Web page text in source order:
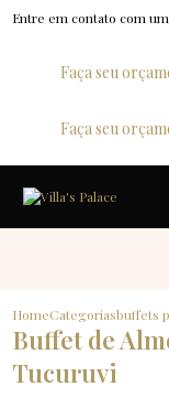
Entre em contato com
Faça seu
Faça seu
HomeCategoriasbuffets
Buffet de
Tucuruvi